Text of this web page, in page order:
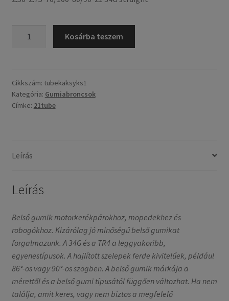
21
34G
egyenes
Kosárba teszem
Cikkszám: tubekaksyks1
Kategória: Gumiabroncsok
Címke: 21tube
Leírás
Leírás
Belső gumik motorkerékpárokhoz, mopedekhez és
robogókhoz. Kizárólag jó minőségű belső gumikat
forgalmazunk. A 34G és a TR4 a leggyakoribb,
egyenestípusok. A hajlított szelepek ferde kivitelűek, például
86°-os vagy 90°-os szögben. A belső gumik márkája a
mérettől és a belső gumi típusától függően változhat. Ha nem
találja, amit keres, vagy nem biztos a megfelelő